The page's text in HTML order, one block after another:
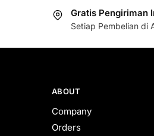
Gratis Pengiriman
Setiap Pembelian di
ABOUT
Company
Orders